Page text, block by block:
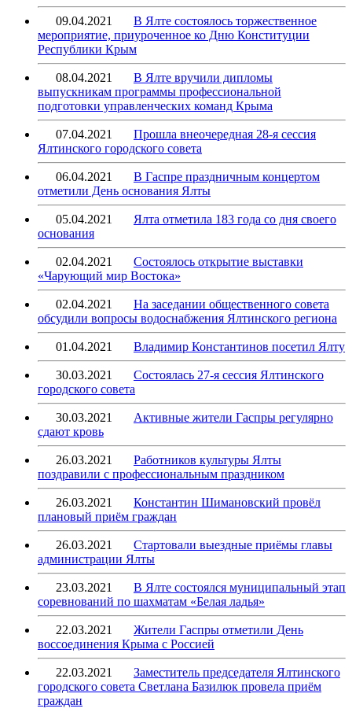
09.04.2021
В Ялте состоялось торжественное
мероприятие, приуроченное ко Дню Конституции
Республики Крым
08.04.2021
В Ялте вручили дипломы
выпускникам программы профессиональной
подготовки управленческих команд Крыма
07.04.2021
Прошла внеочередная 28-я сессия
Ялтинского городского совета
06.04.2021
В Гаспре праздничным концертом
отметили День основания Ялты
05.04.2021
Ялта отметила 183 года со дня своего
основания
02.04.2021
Состоялось открытие выставки
«Чарующий мир Востока»
02.04.2021
На заседании общественного совета
обсудили вопросы водоснабжения Ялтинского региона
01.04.2021 Владимир Константинов посетил Ялту
30.03.2021
Состоялась 27-я сессия Ялтинского
городского совета
30.03.2021
Активные жители Гаспры регулярно
сдают кровь
26.03.2021
Работников культуры Ялты
поздравили с профессиональным праздником
26.03.2021
Константин Шимановский провёл
плановый приём граждан
26.03.2021
Стартовали выездные приёмы главы
администрации Ялты
23.03.2021
В Ялте состоялся муниципальный этап
соревнований по шахматам «Белая ладья»
22.03.2021
Жители Гаспры отметили День
воссоединения Крыма с Россией
22.03.2021
Заместитель председателя Ялтинского
городского совета Светлана Базилюк провела приём
граждан